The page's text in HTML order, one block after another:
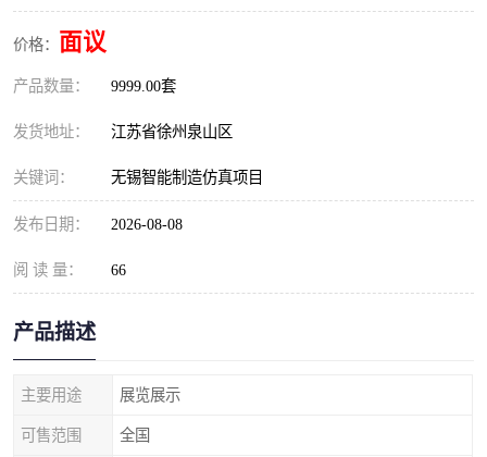
价格： 面议
产品数量： 9999.00套
发货地址： 江苏省徐州泉山区
关键词： 无锡智能制造仿真项目
发布日期： 2026-08-08
阅 读 量： 66
产品描述
主要用途 展览展示
可售范围 全国